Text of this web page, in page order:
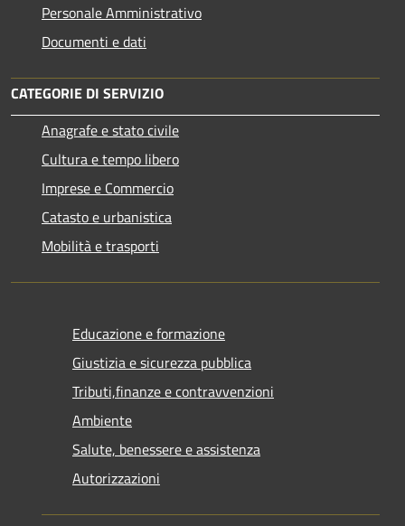
Personale Amministrativo
Documenti e dati
CATEGORIE DI SERVIZIO
Anagrafe e stato civile
Cultura e tempo libero
Imprese e Commercio
Catasto e urbanistica
Mobilità e trasporti
Educazione e formazione
Giustizia e sicurezza pubblica
Tributi,finanze e contravvenzioni
Ambiente
Salute, benessere e assistenza
Autorizzazioni